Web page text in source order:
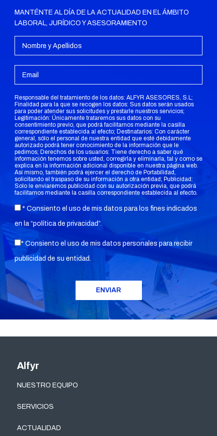
MANTÉNTE AL DÍA DE LA ACTUALIDAD EN EL ÁMBITO
LABORAL, JURÍDICO Y ASESORAMIENTO
Responsable del tratamiento de los datos: ALFYR ASESORES, S.L;
Finalidad para la que se recogen los datos: Sus datos serán usados
para poder atender sus solicitudes y prestarle nuestros servicios;
Legitimación: Únicamente trataremos sus datos con su
consentimiento previo, que podrá facilitarnos mediante la casilla
correspondiente establecida al efecto; Destinatarios: Con carácter
general, sólo el personal de nuestra entidad que esté debidamente
autorizado podrá tener conocimiento de la información que le
pedimos; Derechos de los usuarios: Tiene derecho a saber qué
información tenemos sobre usted, corregirla y eliminarla, tal y como se
explica en la información adicional disponible en nuestra página web.
Así mismo, también podrá ejercer el derecho de Portabilidad,
solicitando el traspaso de su información a otra entidad; Publicidad:
Solo le enviaremos publicidad con su autorización previa, que podrá
facilitarnos mediante la casilla correspondiente establecida al efecto.
* Consiento el uso de mis datos para los fines indicados
en la “política de privacidad”.
* Consiento el uso de mis datos personales para recibir
publicidad de su entidad.
Alfyr
NUESTRO EQUIPO
SERVICIOS
ACTUALIDAD